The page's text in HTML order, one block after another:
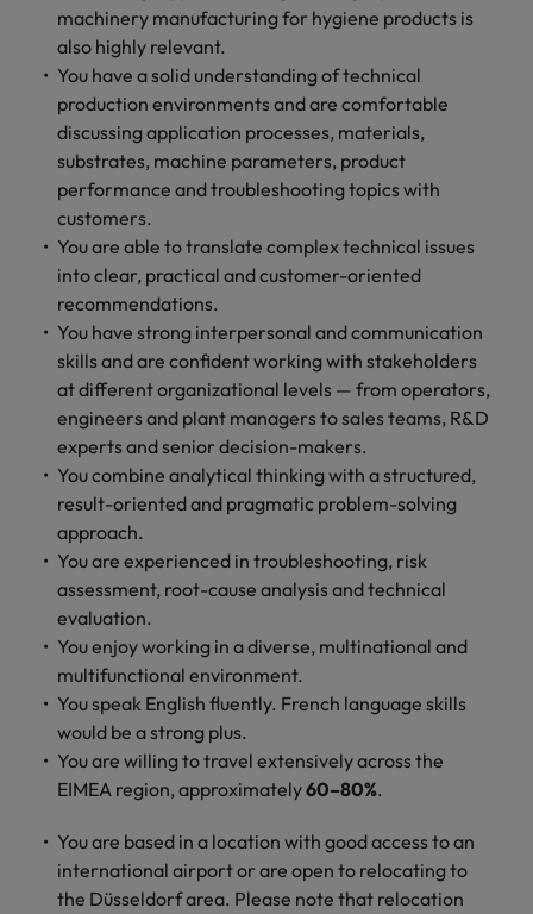
machinery manufacturing for hygiene products is
also highly relevant.
You have a solid understanding of technical
production environments and are comfortable
discussing application processes, materials,
substrates, machine parameters, product
performance and troubleshooting topics with
customers.
You are able to translate complex technical issues
into clear, practical and customer-oriented
recommendations.
You have strong interpersonal and communication
skills and are confident working with stakeholders
at different organizational levels — from operators,
engineers and plant managers to sales teams, R&D
experts and senior decision-makers.
You combine analytical thinking with a structured,
result-oriented and pragmatic problem-solving
approach.
You are experienced in troubleshooting, risk
assessment, root-cause analysis and technical
evaluation.
You enjoy working in a diverse, multinational and
multifunctional environment.
You speak English fluently. French language skills
would be a strong plus.
You are willing to travel extensively across the
EIMEA region, approximately60–80%.
You are based in a location with good access to an
international airport or are open to relocating to
the Düsseldorf area. Please note that relocation